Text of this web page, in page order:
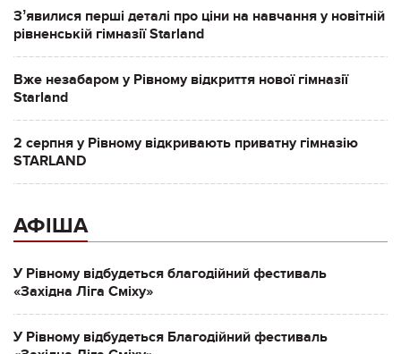
Зʼявилися перші деталі про ціни на навчання у новітній
рівненській гімназії Starland
Вже незабаром у Рівному відкриття нової гімназії
Starland
2 серпня у Рівному відкривають приватну гімназію
STARLAND
АФІША
У Рівному відбудеться благодійний фестиваль
«Західна Ліга Сміху»
У Рівному відбудеться Благодійний фестиваль